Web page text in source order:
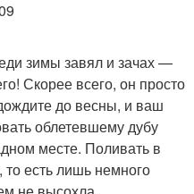
зимы завял и зачах —
Скорее всего, он просто
до весны, и ваш
облетевшему дубу
месте. Поливать в
есть лишь немного